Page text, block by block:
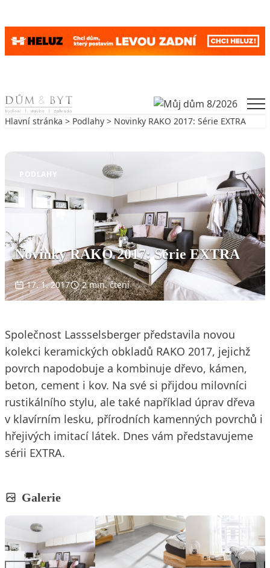
Skip to content
Hlavní stránka > Podlahy > Novinky RAKO 2017: Série EXTRA
PODLAHY
Novinky RAKO 2017: Série EXTRA
17. 1. 2017 2 min. čtení
Společnost Lassselsberger představila novou
kolekci keramických obkladů RAKO 2017, jejichž
povrch napodobuje a kombinuje dřevo, kámen,
beton, cement i kov. Na své si přijdou milovníci
rustikálního stylu, ale také například úprav dřeva
v klavírním lesku, přírodních kamenných povrchů i
hřejivých imitací látek. Dnes vám představujeme
sérii EXTRA.
Galerie